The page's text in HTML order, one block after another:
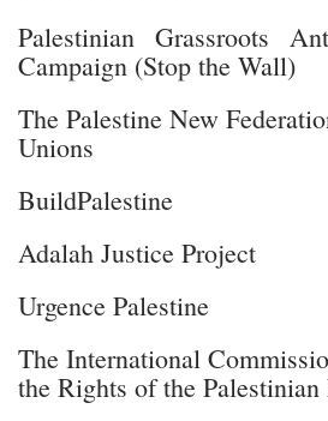
Palestinian Grassroots
Campaign (Stop the Wall)
The Palestine New
Unions
BuildPalestine
Adalah Justice Project
Urgence Palestine
The International
the Rights of the Palestinian